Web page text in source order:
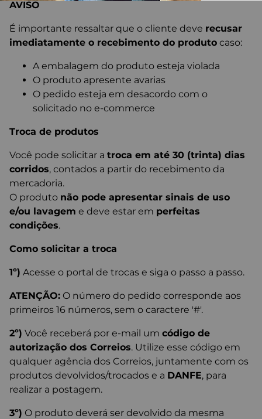
AVISO
É importante ressaltar que o cliente deve recusar
imediatamente o recebimento do produto caso:
A embalagem do produto esteja violada
O produto apresente avarias
O pedido esteja em desacordo com o
solicitado no e-commerce
Troca de produtos
Você pode solicitar a troca em até 30 (trinta) dias
corridos, contados a partir do recebimento da
mercadoria.
O produto não pode apresentar sinais de uso
e/ou lavagem e deve estar em perfeitas
condições.
Como solicitar a troca
1º) Acesse o portal de trocas e siga o passo a passo.
ATENÇÃO: O número do pedido corresponde aos
primeiros 16 números, sem o caractere '#'.
2º) Você receberá por e-mail um código de
autorização dos Correios. Utilize esse código em
qualquer agência dos Correios, juntamente com os
produtos devolvidos/trocados e a DANFE, para
realizar a postagem.
3º) O produto deverá ser devolvido da mesma